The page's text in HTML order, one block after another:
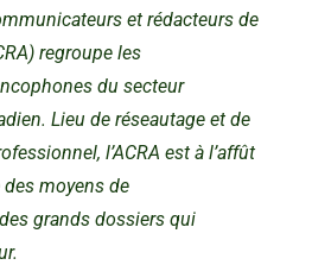
et rédacteurs de
regroupe les
du secteur
Lieu de réseautage et de
l’ACRA est à l’affût
moyens de
grands dossiers qui